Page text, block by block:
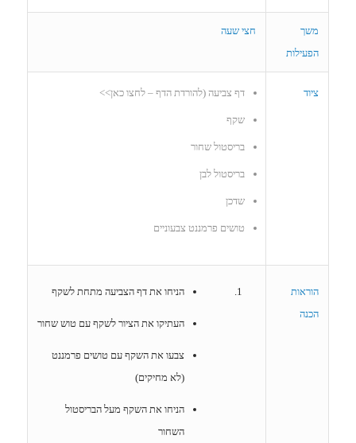
משך
הפעילות
חצי שעה
ציוד דף צביעה (להורדת הדף – לחצו כאן>>
שקף
בריסטול שחור
בריסטול לבן
שדכן
טושים פרמננט צבעוניים
הוראות
הכנה
הניחו את דף הצביעה מתחת לשקף
העתיקו את הציור לשקף עם טוש שחור
צבעו את השקף עם טושים פרמננט
(לא מחיקים)
הניחו את השקף מעל הבריסטול
השחור